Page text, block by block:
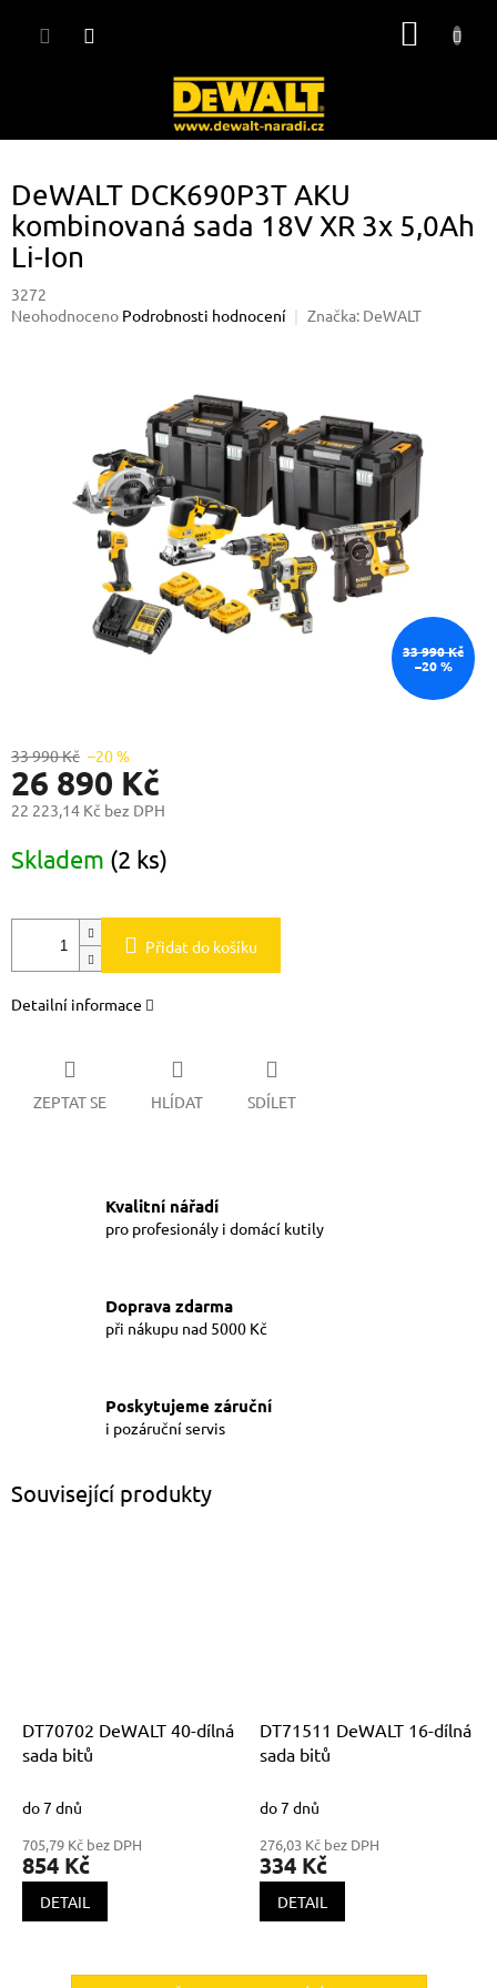
DeWALT DCK690P3T AKU
kombinovaná sada 18V XR 3x 5,0Ah
Li-Ion
3272
Průměrné
Neohodnoceno Podrobnosti hodnocení Značka: DeWALT
33 990 Kč
–20 %
33 990 Kč –20 %
26 890 Kč
22 223,14 Kč bez DPH
cena:
Skladem (2 ks)
Přidat do košíku
Detailní informace
ZEPTAT SE HLÍDAT SDÍLET
Kvalitní nářadí
pro profesionály i domácí kutily
Doprava zdarma
při nákupu nad 5000 Kč
Poskytujeme záruční
i pozáruční servis
Související produkty
DT70702 DeWALT 40-dílná
sada bitů
do 7 dnů
705,79 Kč bez DPH
854 Kč
DETAIL
DT71511 DeWALT 16-dílná
sada bitů
do 7 dnů
276,03 Kč bez DPH
334 Kč
DETAIL